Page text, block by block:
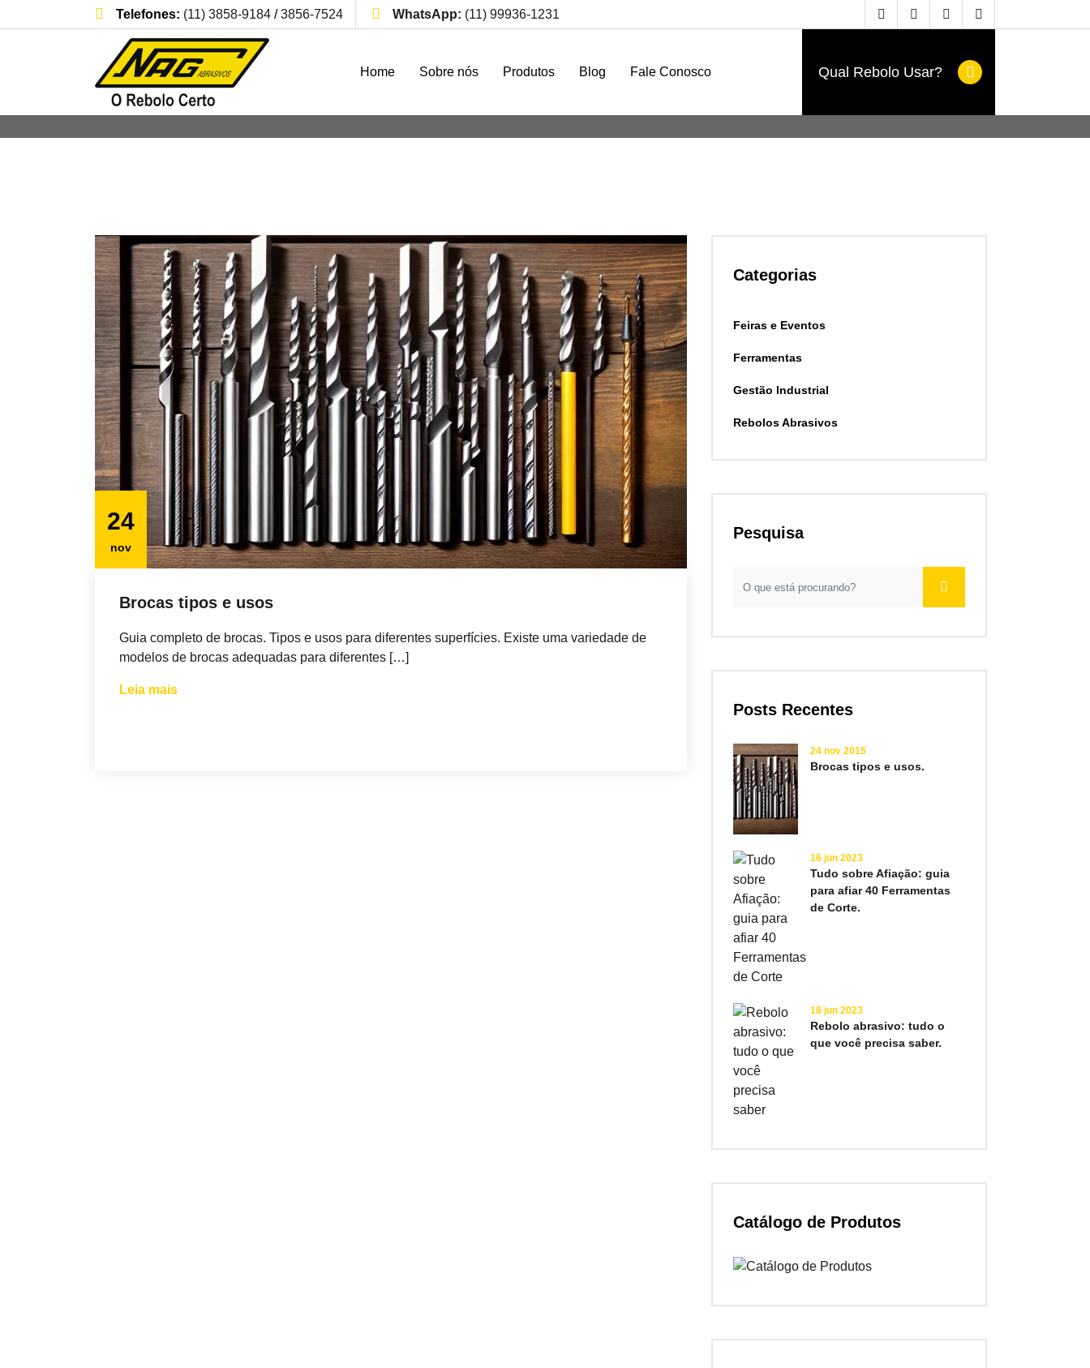
Telefones: (11) 3858-9184 /3856-7524 WhatsApp: (11) 99936-1231
Home Sobre nós Produtos Blog Fale Conosco Qual Rebolo Usar?
Blog
Home Blog
24
nov
Brocas tipos e usos
Guia completo de brocas. Tipos e usos para diferentes superfícies. Existe uma variedade de
modelos de brocas adequadas para diferentes […]
Leia mais
Categorias
Feiras e Eventos
Ferramentas
Gestão Industrial
Rebolos Abrasivos
Pesquisa
Posts Recentes
24 nov 2015
Brocas tipos e usos.
16 jun 2023
Tudo sobre Afiação: guia
para afiar 40 Ferramentas
de Corte.
18 jun 2023
Rebolo abrasivo: tudo o
que você precisa saber.
Catálogo de Produtos